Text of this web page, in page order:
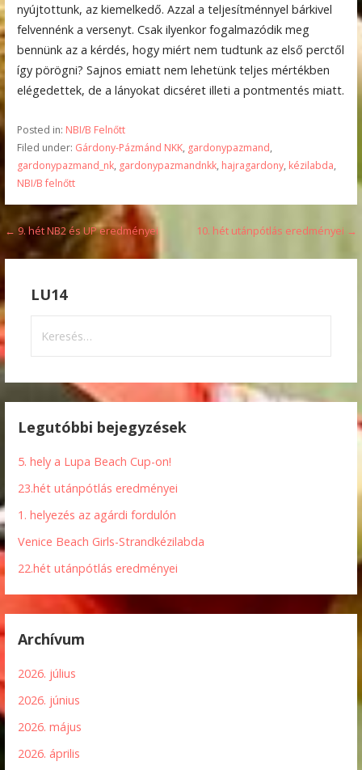
nyújtottunk, az kiemelkedő. Azzal a teljesítménnyel bárkivel
felvennénk a versenyt. Csak ilyenkor fogalmazódik meg
bennünk az a kérdés, hogy miért nem tudtunk az első perctől
így pörögni? Sajnos emiatt nem lehetünk teljes mértékben
elégedettek, de a lányokat dicséret illeti a pontmentés miatt.
Posted in: NBI/B Felnőtt
Filed under: Gárdony-Pázmánd NKK, gardonypazmand,
gardonypazmand_nk, gardonypazmandnkk, hajragardony, kézilabda,
NBI/B felnőtt
Bejegyzés
navigáció
← 9. hét NB2 és UP eredményei 10. hét utánpótlás eredményei →
LU14
Legutóbbi bejegyzések
5. hely a Lupa Beach Cup-on!
23.hét utánpótlás eredményei
1. helyezés az agárdi fordulón
Venice Beach Girls-Strandkézilabda
22.hét utánpótlás eredményei
Archívum
2026. július
2026. június
2026. május
2026. április